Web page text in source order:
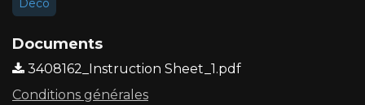
Deco
Documents
3408162_Instruction Sheet_1.pdf
Conditions générales